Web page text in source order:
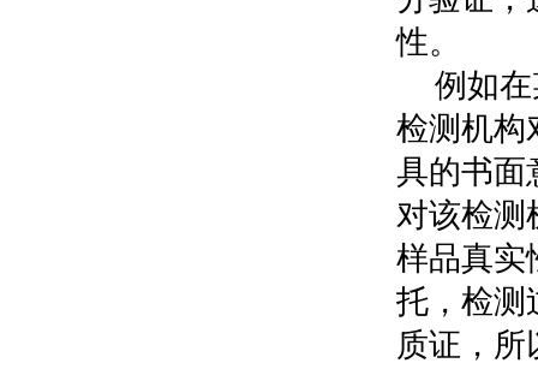
性。
例如
检测机构
具的书面
对该检测
样品真实
托，检测
质证，